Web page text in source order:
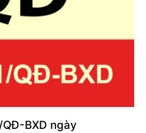
BXD ngày